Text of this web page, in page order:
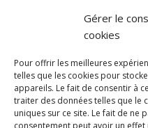
Gérer le
cookies
Pour offrir les meilleures
telles que les cookies pour
appareils. Le fait de consentir à
traiter des données telles que le
uniques sur ce site. Le fait de ne
consentement peut avoir un
32 Rue 86E
43000 Le
04